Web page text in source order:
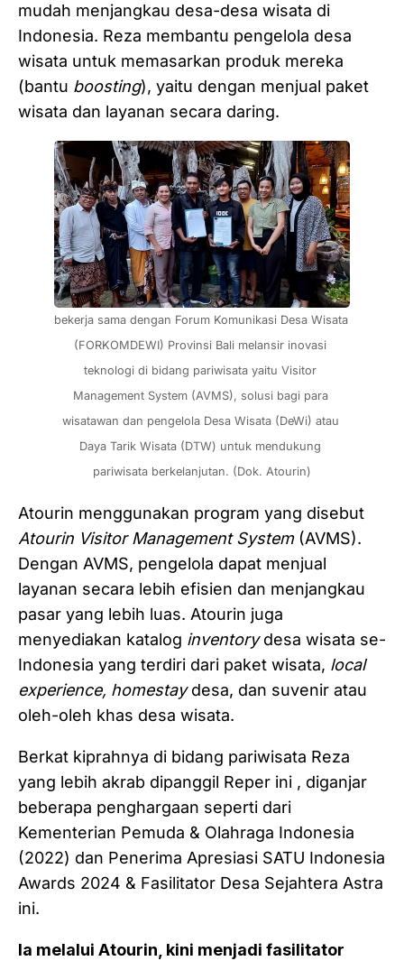
mudah menjangkau desa-desa wisata di
Indonesia. Reza membantu pengelola desa
wisata untuk memasarkan produk mereka
(bantu boosting), yaitu dengan menjual paket
wisata dan layanan secara daring.
bekerja sama dengan Forum Komunikasi Desa Wisata
(FORKOMDEWI) Provinsi Bali melansir inovasi
teknologi di bidang pariwisata yaitu Visitor
Management System (AVMS), solusi bagi para
wisatawan dan pengelola Desa Wisata (DeWi) atau
Daya Tarik Wisata (DTW) untuk mendukung
pariwisata berkelanjutan. (Dok. Atourin)
Atourin menggunakan program yang disebut
Atourin Visitor Management System (AVMS).
Dengan AVMS, pengelola dapat menjual
layanan secara lebih efisien dan menjangkau
pasar yang lebih luas. Atourin juga
menyediakan katalog inventorydesa wisata se-
Indonesia yang terdiri dari paket wisata, local
experience, homestaydesa, dan suvenir atau
oleh-oleh khas desa wisata.
Berkat kiprahnya di bidang pariwisata Reza
yang lebih akrab dipanggil Reper ini , diganjar
beberapa penghargaan seperti dari
Kementerian Pemuda & Olahraga Indonesia
(2022) dan Penerima Apresiasi SATU Indonesia
Awards 2024 & Fasilitator Desa Sejahtera Astra
ini.
Ia melalui Atourin, kini menjadi fasilitator